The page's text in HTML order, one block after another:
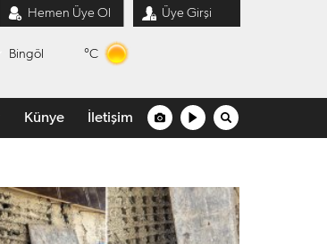
Hemen Üye Ol Üye Girşi
Bingöl °C
Künye İletişim